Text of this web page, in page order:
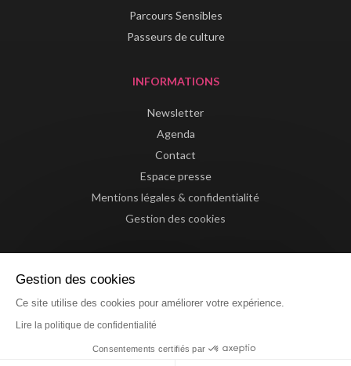
Parcours Sensibles
Passeurs de culture
INFORMATIONS
Newsletter
Agenda
Contact
Espace presse
Mentions légales & confidentialité
Gestion des cookies
Gestion des cookies
Ce site utilise des cookies pour améliorer votre expérience.
Lire la politique de confidentialité
Consentements certifiés par